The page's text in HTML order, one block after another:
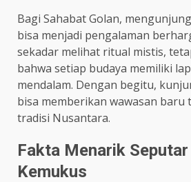
Bagi Sahabat Golan,
bisa menjadi pengalaman
sekadar melihat ritual mistis,
bahwa setiap budaya memiliki
mendalam. Dengan begitu,
bisa memberikan wawasan baru
tradisi Nusantara.
Fakta Menarik Seputar
Kemukus